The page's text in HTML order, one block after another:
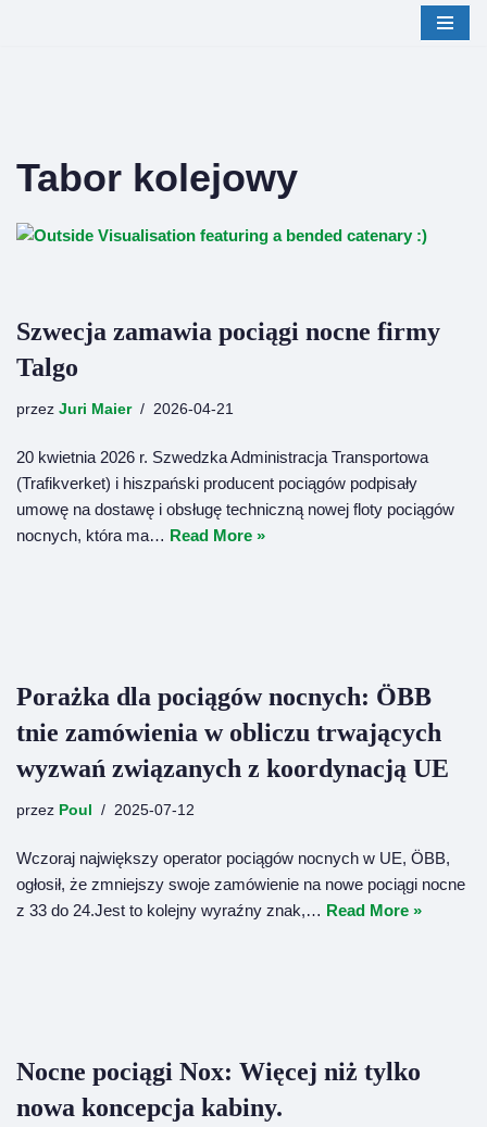
Tabor kolejowy
Szwecja zamawia pociągi nocne firmy
Talgo
przez Juri Maier 2026-04-21
20 kwietnia 2026 r. Szwedzka Administracja Transportowa
(Trafikverket) i hiszpański producent pociągów podpisały
umowę na dostawę i obsługę techniczną nowej floty pociągów
nocnych, która ma… Read More »
Porażka dla pociągów nocnych: ÖBB
tnie zamówienia w obliczu trwających
wyzwań związanych z koordynacją UE
przez Poul 2025-07-12
Wczoraj największy operator pociągów nocnych w UE, ÖBB,
ogłosił, że zmniejszy swoje zamówienie na nowe pociągi nocne
z 33 do 24.Jest to kolejny wyraźny znak,… Read More »
Nocne pociągi Nox: Więcej niż tylko
nowa koncepcja kabiny.